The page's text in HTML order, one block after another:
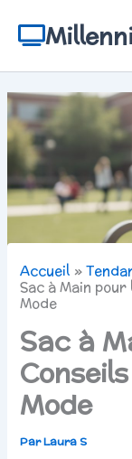
contenu
Accueil
Sac à Main
Mode
Sac à
Mode
ParLaura S